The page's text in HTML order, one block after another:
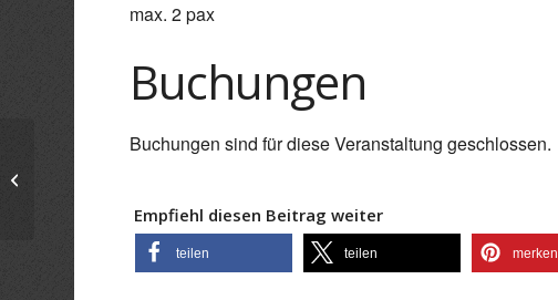
max. 2 pax
Buchungen
Buchungen sind für diese Veranstaltung geschlossen.
Empfiehl diesen Beitrag weiter
teilen teilen merken